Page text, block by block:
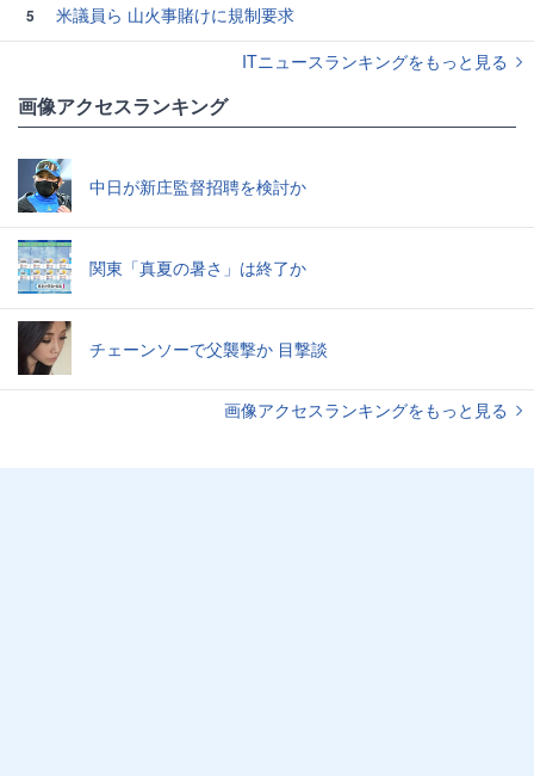
5
米議員ら 山火事賭けに規制要求
ITニュースランキングをもっと見る
画像アクセスランキング
中日が新庄監督招聘を検討か
関東「真夏の暑さ」は終了か
チェーンソーで父襲撃か 目撃談
画像アクセスランキングをもっと見る